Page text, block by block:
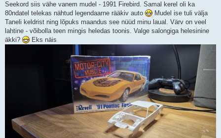
i
t
s
Seekord siis vähe vanem mudel - 1991 Firebird. Samal kerel oli ka
80ndatel telekas nähtud legendaarne rääkiv auto
Mudel ise tuli välja
Taneli keldrist ning lõpuks maandus see nüüd minu laual. Värv on veel
lahtine - võibolla teen mingis heledas toonis. Valge salongiga helesinine
äkki?
Eks näis